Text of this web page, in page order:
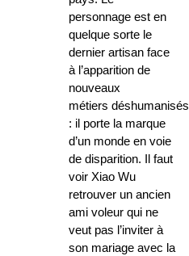
personnage est en
quelque sorte le
dernier artisan face
à l’apparition de
nouveaux
métiers déshumanisés
: il porte la marque
d’un monde en voie
de disparition. Il faut
voir Xiao Wu
retrouver un ancien
ami voleur qui ne
veut pas l’inviter à
son mariage avec la